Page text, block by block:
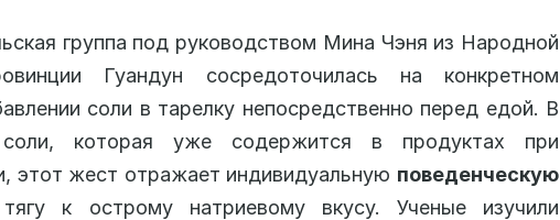
группа под руководством Мина Чэня из Народной
Гуандун сосредоточилась на конкретном
соли в тарелку непосредственно перед едой. В
которая уже содержится в продуктах при
этот жест отражает индивидуальную поведенческую
к острому натриевому вкусу. Ученые изучили